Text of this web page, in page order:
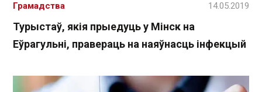
Турыстаў, якія прыедуць у Мінск на
Еўрагульні, правераць на наяўнасць інфекцый
Грамадства 14.05.2019